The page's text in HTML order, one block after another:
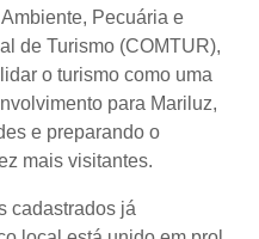
Pecuária e
de Turismo (COMTUR),
o turismo como uma
para Mariluz,
e preparando o
mais visitantes.
cadastrados já